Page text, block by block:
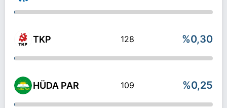
TKP 128 %0,30
HÜDA PAR 109 %0,25